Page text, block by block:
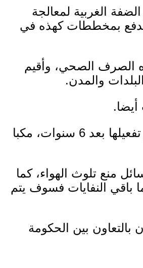
الغربية لمعالجة
الدفع بمخططات كهذه في
الصرف الصحي، وأقيم
والمدن.
أيضا.
إلى ذلك، من المتوقع أن تستبدل المنشأة الجديدة، التي يفترض أن يتم تفعيلها بعد 6 سنوات، مكبا
منع تلوث الهواء، كما
باقي النفايات فسوف يتم
بين الحكومة